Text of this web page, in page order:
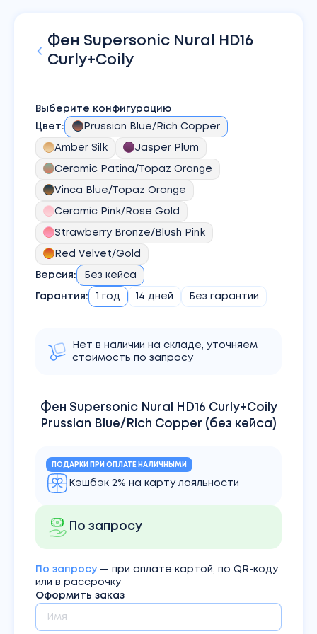
Фен Supersonic Nural HD16
Curly+Coily
Фен Supersonic Nural HD16 Curly+Coily
Prussian Blue/Rich Copper (без кейса)
Выберите конфигурацию
Цвет: Prussian Blue/Rich Copper
Amber Silk Jasper Plum
Ceramic Patina/Topaz Orange
Vinca Blue/Topaz Orange
Ceramic Pink/Rose Gold
Strawberry Bronze/Blush Pink
Red Velvet/Gold
Версия: Без кейса
Гарантия: 1 год 14 дней Без гарантии
Нет в наличии на складе, уточняем
стоимость по запросу
ПОДАРКИ ПРИ ОПЛАТЕ НАЛИЧНЫМИ
Кэшбэк 2% на карту лояльности
По запросу
По запросу — при оплате картой, по QR-коду
или в рассрочку
Оформить заказ